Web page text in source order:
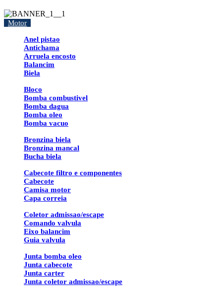
Motor
Anel pistao
Antichama
Arruela encosto
Balancim
Biela
Bloco
Bomba combustivel
Bomba dagua
Bomba oleo
Bomba vacuo
Bronzina biela
Bronzina mancal
Bucha biela
Cabecote filtro e componentes
Cabecote
Camisa motor
Capa correia
Coletor admissao/escape
Comando valvula
Eixo balancim
Guia valvula
Junta bomba oleo
Junta cabecote
Junta carter
Junta coletor admissao/escape